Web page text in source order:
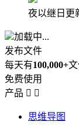
夜以继日更
加载中...
发布文件
每天有100,000+文
免费使用
产品  
思维导图